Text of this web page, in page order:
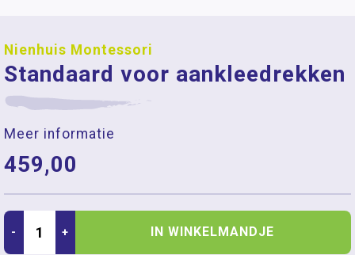
Nienhuis Montessori
Standaard voor aankleedrekken
Meer informatie
459,00
- + IN WINKELMANDJE